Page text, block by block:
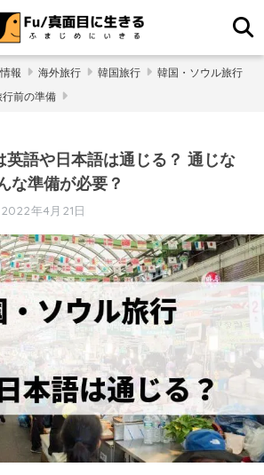
報 海外旅行 韓国旅行 韓国・ソウル旅行
前の準備
英語や日本語は通じる？ 通じな
な準備が必要？
2022年4月21日